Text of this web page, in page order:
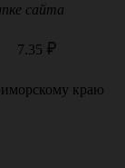
сайта
7.35
краю